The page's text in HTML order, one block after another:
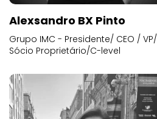
Alexsandro BX Pinto
Grupo IMC - Presidente/ CEO / VP/
Sócio Proprietário/C-level